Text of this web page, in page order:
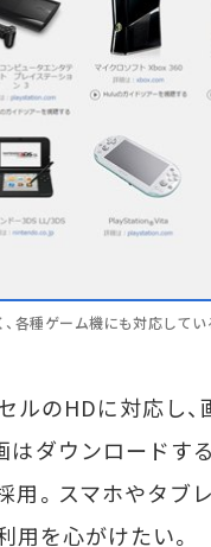
各種ゲーム機にも対応して
のHDに対応し、
はダウンロードす
用。スマホやタブ
用を心がけたい。